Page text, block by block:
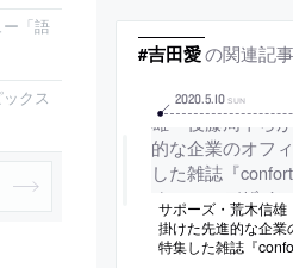
「語
クス
#吉田愛の関連記事
2020.5.10 SUN
サポーズ・荒木信雄
掛けた先進的な企業
特集した雑誌『